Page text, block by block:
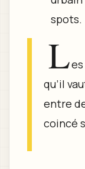
spots.
L
qu’il
entre
coincé